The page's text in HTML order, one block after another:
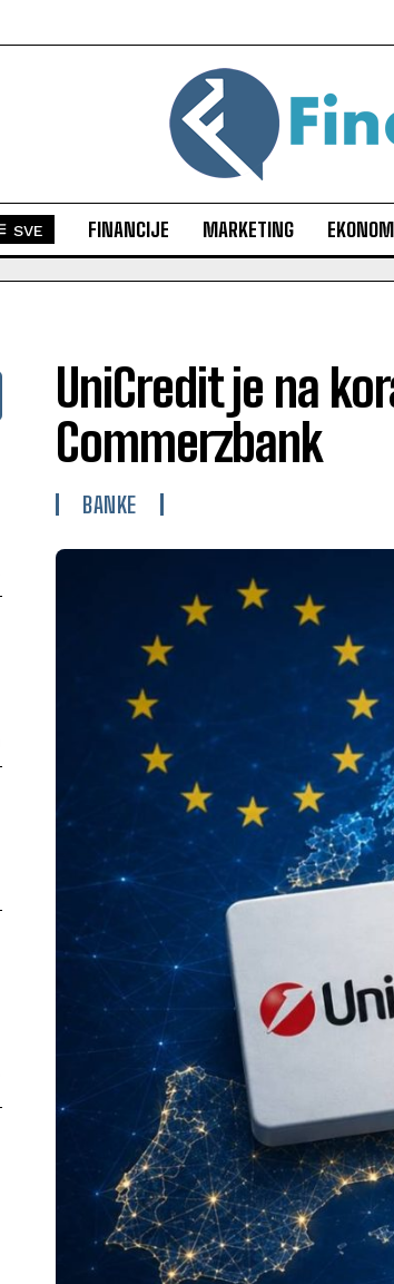
SVE FINANCIJE MARKETING
UniCredit je na
Commerzbank
BANKE